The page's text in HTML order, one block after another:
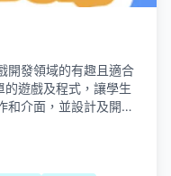
開發領域的有趣且適合
遊戲及程式，讓學生
介面，並設計及開發